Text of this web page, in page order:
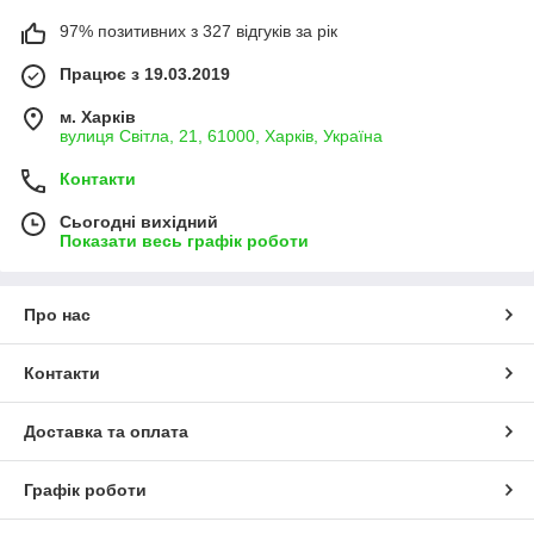
97% позитивних з 327 відгуків за рік
Працює з 19.03.2019
м. Харків
вулиця Світла, 21, 61000, Харків, Україна
Контакти
Сьогодні вихідний
Показати весь графік роботи
Про нас
Контакти
Доставка та оплата
Графік роботи